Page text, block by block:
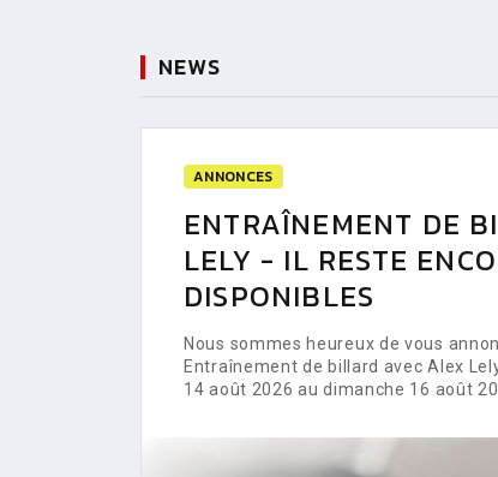
NEWS
ANNONCES
ENTRAÎNEMENT DE
LELY - IL RESTE
DISPONIBLES
Nous sommes heureux de vous
Entraînement de billard avec Alex
14 août 2026 au dimanche 16 août